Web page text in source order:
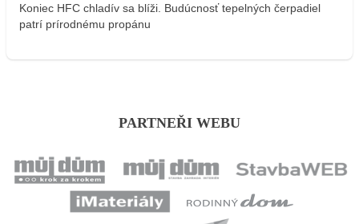
Koniec HFC chladív sa blíži. Budúcnosť tepelných čerpadiel
patrí prírodnému propánu
PARTNEŘI WEBU